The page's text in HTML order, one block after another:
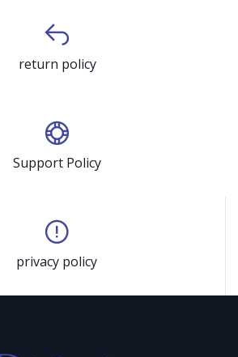
return policy
Support Policy
privacy policy